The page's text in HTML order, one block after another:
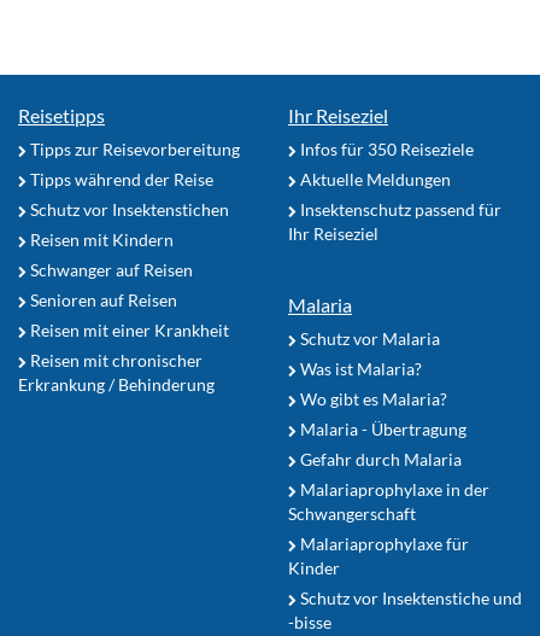
Reisetipps
Tipps zur Reisevorbereitung
Tipps während der Reise
Schutz vor Insektenstichen
Reisen mit Kindern
Schwanger auf Reisen
Senioren auf Reisen
Reisen mit einer Krankheit
Reisen mit chronischer
Erkrankung / Behinderung
Ihr Reiseziel
Infos für 350 Reiseziele
Aktuelle Meldungen
Insektenschutz passend für
Ihr Reiseziel
Malaria
Schutz vor Malaria
Was ist Malaria?
Wo gibt es Malaria?
Malaria - Übertragung
Gefahr durch Malaria
Malariaprophylaxe in der
Schwangerschaft
Malariaprophylaxe für
Kinder
Schutz vor Insektenstiche und
-bisse